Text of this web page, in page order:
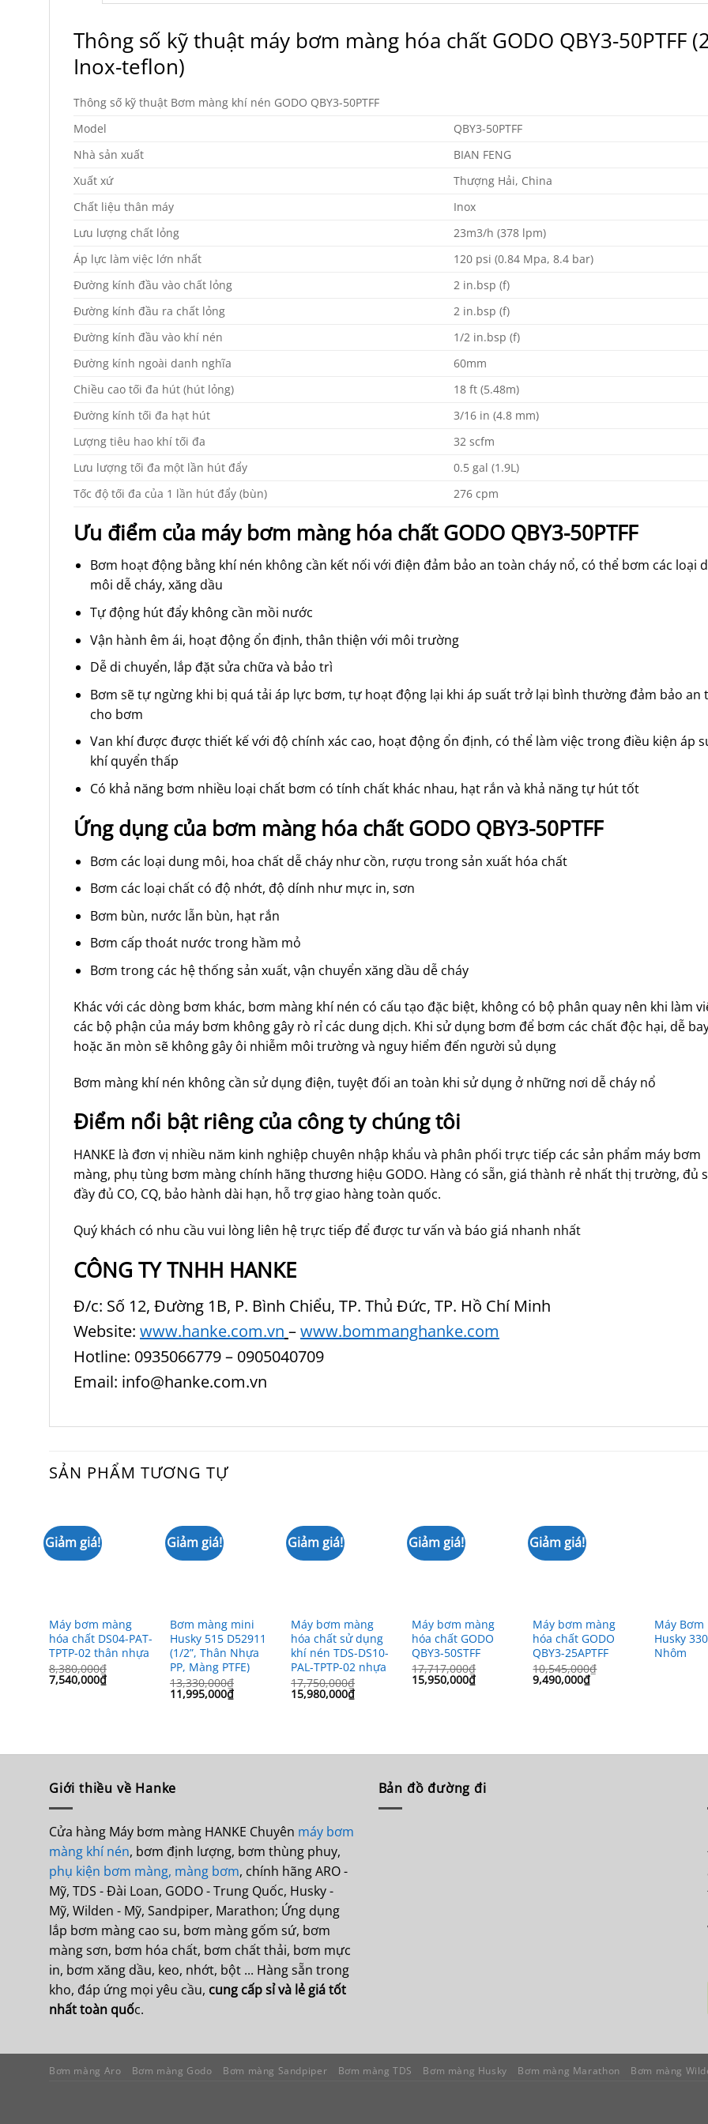
Thông số kỹ thuật máy bơm màng hóa chất GODO QBY3-50PTFF
Inox-teflon)
Thông số kỹ thuật Bơm màng khí nén GODO QBY3-50PTFF
Model
QBY3-50PTFF
Nhà sản xuất
BIAN FENG
Xuất xứ
Thượng Hải, China
Chất liệu thân máy
Inox
Lưu lượng chất lỏng
23m3/h (378 lpm)
Áp lực làm việc lớn nhất
120 psi (0.84 Mpa, 8.4 bar)
Đường kính đầu vào chất lỏng
2 in.bsp (f)
Đường kính đầu ra chất lỏng
2 in.bsp (f)
Đường kính đầu vào khí nén
1/2 in.bsp (f)
Đường kính ngoài danh nghĩa
60mm
Chiều cao tối đa hút (hút lỏng)
18 ft (5.48m)
Đường kính tối đa hạt hút
3/16 in (4.8 mm)
Lượng tiêu hao khí tối đa
32 scfm
Lưu lượng tối đa một lần hút đẩy
0.5 gal (1.9L)
Tốc độ tối đa của 1 lần hút đẩy (bùn)
276 cpm
Ưu điểm của máy bơm màng hóa chất GODO QBY3-50PTFF
Bơm hoạt động bằng khí nén không cần kết nối với điện đảm bảo an toàn cháy nổ, có thể bơm các loại
môi dễ cháy, xăng dầu
Tự động hút đẩy không cần mồi nước
Vận hành êm ái, hoạt động ổn định, thân thiện với môi trường
Dễ di chuyển, lắp đặt sửa chữa và bảo trì
Bơm sẽ tự ngừng khi bị quá tải áp lực bơm, tự hoạt động lại khi áp suất trở lại bình thường đảm bảo an
cho bơm
Van khí được được thiết kế với độ chính xác cao, hoạt động ổn định, có thể làm việc trong điều kiện áp
khí quyển thấp
Có khả năng bơm nhiều loại chất bơm có tính chất khác nhau, hạt rắn và khả năng tự hút tốt
Ứng dụng của bơm màng hóa chất GODO QBY3-50PTFF
Bơm các loại dung môi, hoa chất dễ cháy như cồn, rượu trong sản xuất hóa chất
Bơm các loại chất có độ nhớt, độ dính như mực in, sơn
Bơm bùn, nước lẫn bùn, hạt rắn
Bơm cấp thoát nước trong hầm mỏ
Bơm trong các hệ thống sản xuất, vận chuyển xăng dầu dễ cháy
Khác với các dòng bơm khác, bơm màng khí nén có cấu tạo đặc biệt, không có bộ phân quay nên khi làm
các bộ phận của máy bơm không gây rò rỉ các dung dịch. Khi sử dụng bơm để bơm các chất độc hại, dễ
hoặc ăn mòn sẽ không gây ôi nhiễm môi trường và nguy hiểm đến người sủ dụng
Bơm màng khí nén không cần sử dụng điện, tuyệt đối an toàn khi sử dụng ở những nơi dễ cháy nổ
Điểm nổi bật riêng của công ty chúng tôi
HANKE là đơn vị nhiều năm kinh nghiệp chuyên nhập khẩu và phân phối trực tiếp các sản phẩm máy bơm
màng, phụ tùng bơm màng chính hãng thương hiệu GODO. Hàng có sẵn, giá thành rẻ nhất thị trường, đủ
đầy đủ CO, CQ, bảo hành dài hạn, hỗ trợ giao hàng toàn quốc.
Quý khách có nhu cầu vui lòng liên hệ trực tiếp để được tư vấn và báo giá nhanh nhất
CÔNG TY TNHH HANKE
Đ/c: Số 12, Đường 1B, P. Bình Chiểu, TP. Thủ Đức, TP. Hồ Chí Minh
Website: www.hanke.com.vn –www.bommanghanke.com
Hotline: 0935066779 – 0905040709
Email: info@hanke.com.vn
SẢN PHẨM TƯƠNG TỰ
Giảm giá!
Máy bơm màng
hóa chất DS04-PAT-
TPTP-02 thân nhựa
8,380,000₫
Giá
gốc
7,540,000₫Giá
hiện
Giảm giá!
Bơm màng mini
Husky 515 D52911
(1/2”, Thân Nhựa
PP, Màng PTFE)
13,330,000₫
Giá
gốc
11,995,000₫Giá
hiện
Giảm giá!
Máy bơm màng
hóa chất sử dụng
khí nén TDS-DS10-
PAL-TPTP-02 nhựa
17,750,000₫
Giá
gốc
15,980,000₫Giá
hiện
Giảm giá!
Máy bơm màng
hóa chất GODO
QBY3-50STFF
17,717,000₫
Giá
gốc
15,950,000₫Giá
hiện
Giảm giá!
Máy bơm màng
hóa chất GODO
QBY3-25APTFF
10,545,000₫
Giá
gốc
9,490,000₫Giá
hiện
Máy Bơm
Husky
Nhôm
Giới thiều về Hanke
Cửa hàng Máy bơm màng HANKE Chuyên máy bơm
màng khí nén, bơm định lượng, bơm thùng phuy,
phụ kiện bơm màng, màng bơm, chính hãng ARO -
Mỹ, TDS - Đài Loan, GODO - Trung Quốc, Husky -
Mỹ, Wilden - Mỹ, Sandpiper, Marathon; Ứng dụng
lắp bơm màng cao su, bơm màng gốm sứ, bơm
màng sơn, bơm hóa chất, bơm chất thải, bơm mực
in, bơm xăng dầu, keo, nhớt, bột ... Hàng sẵn trong
kho, đáp ứng mọi yêu cầu, cung cấp sỉ và lẻ giá tốt
nhất toàn quốc.
Bản đồ đường đi
Bơm màng Aro Bơm màng Godo Bơm màng Sandpiper Bơm màng TDS Bơm màng Husky Bơm màng Marathon Bơm màng